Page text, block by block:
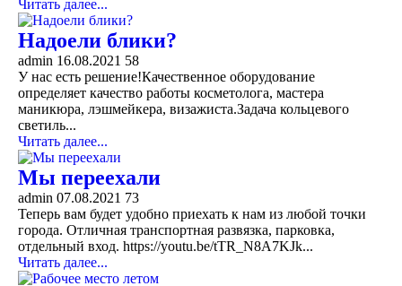
Читать далее...
Надоели блики?
admin 16.08.2021 58
У нас есть решение!Качественное оборудование
определяет качество работы косметолога, мастера
маникюра, лэшмейкера, визажиста.Задача кольцевого
светиль...
Читать далее...
Мы переехали
admin 07.08.2021 73
Теперь вам будет удобно приехать к нам из любой точки
города. Отличная транспортная развязка, парковка,
отдельный вход. https://youtu.be/tTR_N8A7KJk...
Читать далее...